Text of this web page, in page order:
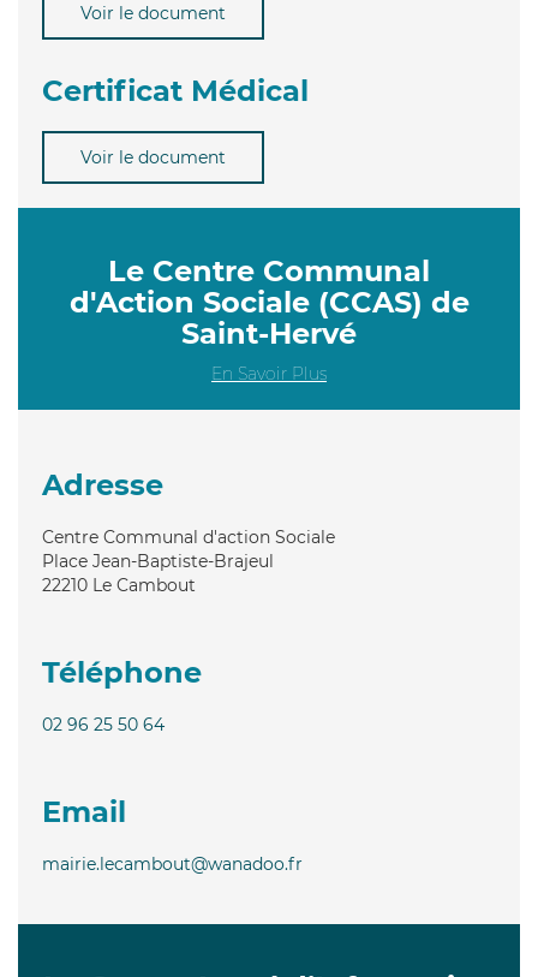
Voir le document
Certificat Médical
Voir le document
Le Centre Communal
d'Action Sociale (CCAS) de
Saint-Hervé
En Savoir Plus
Adresse
Centre Communal d'action Sociale
Place Jean-Baptiste-Brajeul
22210 Le Cambout
Téléphone
02 96 25 50 64
Email
mairie.lecambout@wanadoo.fr